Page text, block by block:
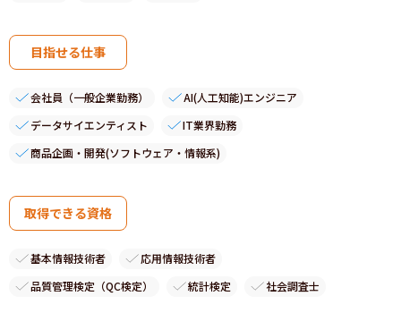
目指せる仕事
会社員（一般企業勤務）
AI(人工知能)エンジニア
データサイエンティスト
IT業界勤務
商品企画・開発(ソフトウェア・情報系)
取得できる資格
基本情報技術者
応用情報技術者
品質管理検定（QC検定）
統計検定 社会調査士